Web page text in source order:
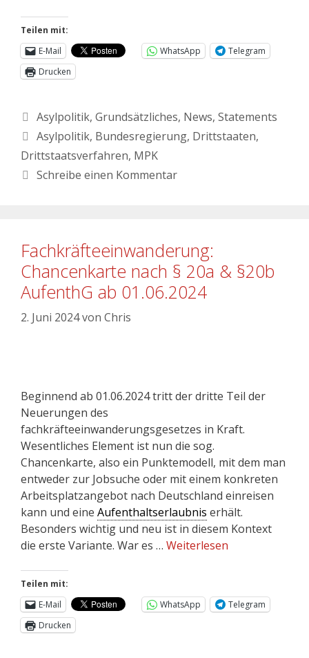
Teilen mit:
E-Mail
WhatsApp
Telegram
Drucken
Asylpolitik, Grundsätzliches, News, Statements
Asylpolitik, Bundesregierung, Drittstaaten,
Drittstaatsverfahren, MPK
Schreibe einen Kommentar
Fachkräfteeinwanderung:
Chancenkarte nach § 20a & §20b
AufenthG ab 01.06.2024
2. Juni 2024von Chris
Beginnend ab 01.06.2024 tritt der dritte Teil der
Neuerungen des
fachkräfteeinwanderungsgesetzes in Kraft.
Wesentliches Element ist nun die sog.
Chancenkarte, also ein Punktemodell, mit dem man
entweder zur Jobsuche oder mit einem konkreten
Arbeitsplatzangebot nach Deutschland einreisen
kann und eine Aufenthaltserlaubnis erhält.
Besonders wichtig und neu ist in diesem Kontext
die erste Variante. War es … Weiterlesen
Teilen mit:
E-Mail
WhatsApp
Telegram
Drucken